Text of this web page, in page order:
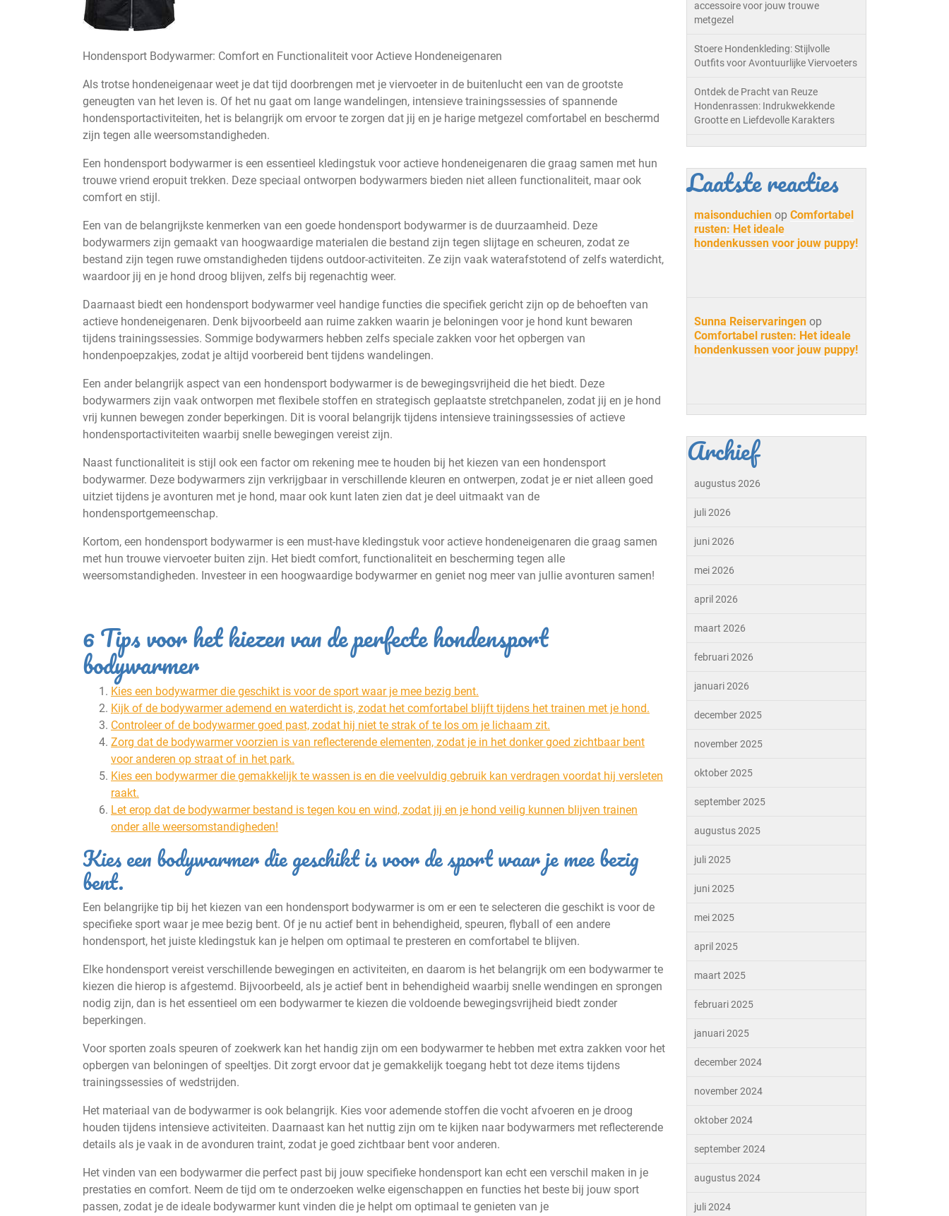
Hondensport Bodywarmer: Comfort en Functionaliteit voor Actieve Hondeneigenaren
Als trotse hondeneigenaar weet je dat tijd doorbrengen met je viervoeter in de buitenlucht een van de grootste
geneugten van het leven is. Of het nu gaat om lange wandelingen, intensieve trainingssessies of spannende
hondensportactiviteiten, het is belangrijk om ervoor te zorgen dat jij en je harige metgezel comfortabel en beschermd
zijn tegen alle weersomstandigheden.
Een hondensport bodywarmer is een essentieel kledingstuk voor actieve hondeneigenaren die graag samen met hun
trouwe vriend eropuit trekken. Deze speciaal ontworpen bodywarmers bieden niet alleen functionaliteit, maar ook
comfort en stijl.
Een van de belangrijkste kenmerken van een goede hondensport bodywarmer is de duurzaamheid. Deze
bodywarmers zijn gemaakt van hoogwaardige materialen die bestand zijn tegen slijtage en scheuren, zodat ze
bestand zijn tegen ruwe omstandigheden tijdens outdoor-activiteiten. Ze zijn vaak waterafstotend of zelfs waterdicht,
waardoor jij en je hond droog blijven, zelfs bij regenachtig weer.
Daarnaast biedt een hondensport bodywarmer veel handige functies die specifiek gericht zijn op de behoeften van
actieve hondeneigenaren. Denk bijvoorbeeld aan ruime zakken waarin je beloningen voor je hond kunt bewaren
tijdens trainingssessies. Sommige bodywarmers hebben zelfs speciale zakken voor het opbergen van
hondenpoepzakjes, zodat je altijd voorbereid bent tijdens wandelingen.
Een ander belangrijk aspect van een hondensport bodywarmer is de bewegingsvrijheid die het biedt. Deze
bodywarmers zijn vaak ontworpen met flexibele stoffen en strategisch geplaatste stretchpanelen, zodat jij en je hond
vrij kunnen bewegen zonder beperkingen. Dit is vooral belangrijk tijdens intensieve trainingssessies of actieve
hondensportactiviteiten waarbij snelle bewegingen vereist zijn.
Naast functionaliteit is stijl ook een factor om rekening mee te houden bij het kiezen van een hondensport
bodywarmer. Deze bodywarmers zijn verkrijgbaar in verschillende kleuren en ontwerpen, zodat je er niet alleen goed
uitziet tijdens je avonturen met je hond, maar ook kunt laten zien dat je deel uitmaakt van de
hondensportgemeenschap.
Kortom, een hondensport bodywarmer is een must-have kledingstuk voor actieve hondeneigenaren die graag samen
met hun trouwe viervoeter buiten zijn. Het biedt comfort, functionaliteit en bescherming tegen alle
weersomstandigheden. Investeer in een hoogwaardige bodywarmer en geniet nog meer van jullie avonturen samen!
6 Tips voor het kiezen van de perfecte hondensport
bodywarmer
Kies een bodywarmer die geschikt is voor de sport waar je mee bezig bent.
Kijk of de bodywarmer ademend en waterdicht is, zodat het comfortabel blijft tijdens het trainen met je hond.
Controleer of de bodywarmer goed past, zodat hij niet te strak of te los om je lichaam zit.
Zorg dat de bodywarmer voorzien is van reflecterende elementen, zodat je in het donker goed zichtbaar bent
voor anderen op straat of in het park.
Kies een bodywarmer die gemakkelijk te wassen is en die veelvuldig gebruik kan verdragen voordat hij versleten
raakt.
Let erop dat de bodywarmer bestand is tegen kou en wind, zodat jij en je hond veilig kunnen blijven trainen
onder alle weersomstandigheden!
Kies een bodywarmer die geschikt is voor de sport waar je mee bezig
bent.
Een belangrijke tip bij het kiezen van een hondensport bodywarmer is om er een te selecteren die geschikt is voor de
specifieke sport waar je mee bezig bent. Of je nu actief bent in behendigheid, speuren, flyball of een andere
hondensport, het juiste kledingstuk kan je helpen om optimaal te presteren en comfortabel te blijven.
Elke hondensport vereist verschillende bewegingen en activiteiten, en daarom is het belangrijk om een bodywarmer te
kiezen die hierop is afgestemd. Bijvoorbeeld, als je actief bent in behendigheid waarbij snelle wendingen en sprongen
nodig zijn, dan is het essentieel om een bodywarmer te kiezen die voldoende bewegingsvrijheid biedt zonder
beperkingen.
Voor sporten zoals speuren of zoekwerk kan het handig zijn om een bodywarmer te hebben met extra zakken voor het
opbergen van beloningen of speeltjes. Dit zorgt ervoor dat je gemakkelijk toegang hebt tot deze items tijdens
trainingssessies of wedstrijden.
Het materiaal van de bodywarmer is ook belangrijk. Kies voor ademende stoffen die vocht afvoeren en je droog
houden tijdens intensieve activiteiten. Daarnaast kan het nuttig zijn om te kijken naar bodywarmers met reflecterende
details als je vaak in de avonduren traint, zodat je goed zichtbaar bent voor anderen.
Het vinden van een bodywarmer die perfect past bij jouw specifieke hondensport kan echt een verschil maken in je
prestaties en comfort. Neem de tijd om te onderzoeken welke eigenschappen en functies het beste bij jouw sport
passen, zodat je de ideale bodywarmer kunt vinden die je helpt om optimaal te genieten van je
accessoire voor jouw trouwe
metgezel
Stoere Hondenkleding: Stijlvolle
Outfits voor Avontuurlijke Viervoeters
Ontdek de Pracht van Reuze
Hondenrassen: Indrukwekkende
Grootte en Liefdevolle Karakters
Laatste reacties
maisonduchien op Comfortabel
rusten: Het ideale
hondenkussen voor jouw puppy!
Sunna Reiservaringen op
Comfortabel rusten: Het ideale
hondenkussen voor jouw puppy!
Archief
augustus 2026
juli 2026
juni 2026
mei 2026
april 2026
maart 2026
februari 2026
januari 2026
december 2025
november 2025
oktober 2025
september 2025
augustus 2025
juli 2025
juni 2025
mei 2025
april 2025
maart 2025
februari 2025
januari 2025
december 2024
november 2024
oktober 2024
september 2024
augustus 2024
juli 2024